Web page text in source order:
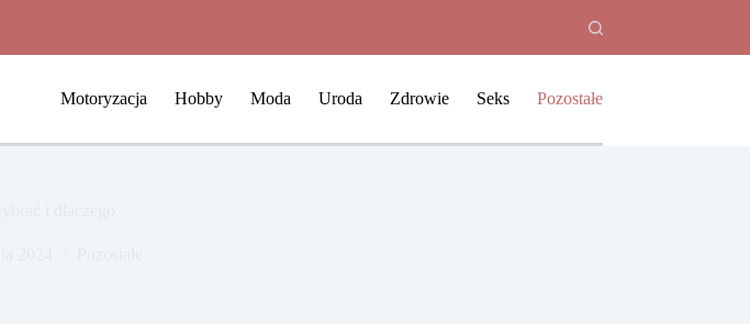
Motoryzacja Hobby Moda Uroda Zdrowie Seks Pozostałe